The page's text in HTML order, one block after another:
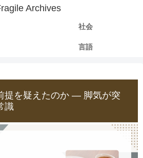
Archives
社会
言語
提を疑えたのか ― 脚気が突
識